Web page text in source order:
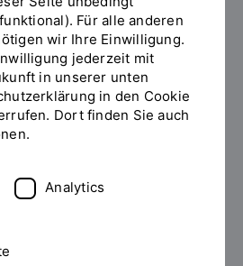
Funktionsträger in den
und
und
Für alle anderen
wir Ihre Einwilligung.
jederzeit mit
in unserer unten
in den Cookie
Dort finden Sie auch
Analytics